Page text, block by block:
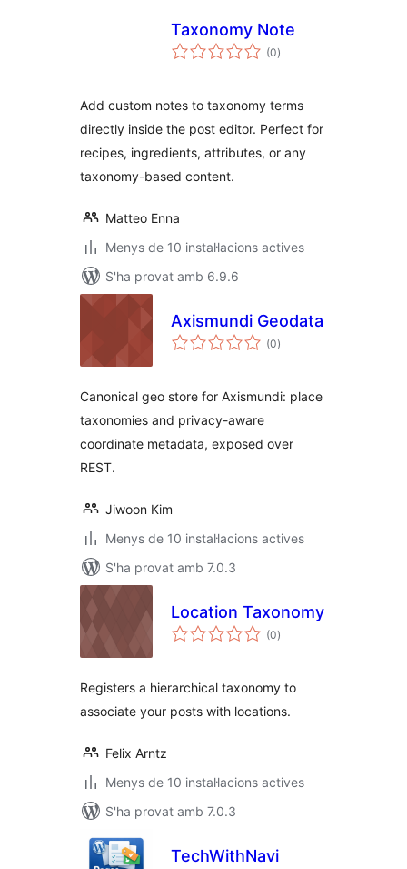
Taxonomy Note
(0puntuacions
totals
)
Add custom notes to taxonomy terms
directly inside the post editor. Perfect for
recipes, ingredients, attributes, or any
taxonomy-based content.
Matteo Enna
Menys de 10 instal·lacions actives
S'ha provat amb 6.9.6
Axismundi Geodata
(0puntuacions
totals
)
Canonical geo store for Axismundi: place
taxonomies and privacy-aware
coordinate metadata, exposed over
REST.
Jiwoon Kim
Menys de 10 instal·lacions actives
S'ha provat amb 7.0.3
Location Taxonomy
(0puntuacions
totals
)
Registers a hierarchical taxonomy to
associate your posts with locations.
Felix Arntz
Menys de 10 instal·lacions actives
S'ha provat amb 7.0.3
TechWithNavi